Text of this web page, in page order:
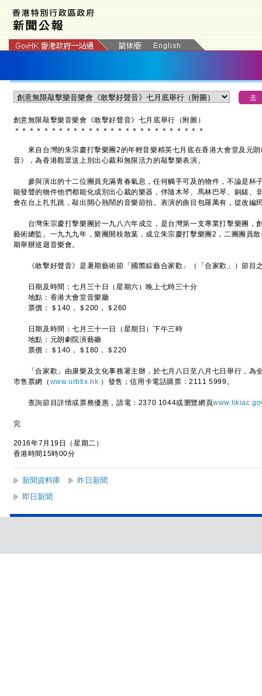
創意無限敲擊樂音樂會《敢擊好聲音》七月底舉行（附圖）
＊ ＊ ＊ ＊ ＊ ＊ ＊ ＊ ＊ ＊ ＊ ＊ ＊ ＊ ＊ ＊ ＊ ＊ ＊ ＊ ＊ ＊ ＊ ＊ ＊ ＊
來自台灣的朱宗慶打擊樂團2的年輕音樂精英七月底在香港大會堂及元朗
音》，為香港觀眾送上別出心裁和無限活力的敲擊樂表演。
參與演出的十二位團員充滿青春氣息，任何觸手可及的物件，不論是杯
能發聲的物件他們都能化成別出心裁的樂器，伴隨木琴、馬林巴琴、銅鈸、
會在台上扎扎跳，敲出開心熱鬧的音樂節拍。表演的曲目包羅萬有，從改編
台灣朱宗慶打擊樂團於一九八六年成立，是台灣第一支專業打擊樂團，
藝術總監。一九九九年，樂團開枝散葉，成立朱宗慶打擊樂團2，二團團員
期舉辦巡迴音樂會。
《敢擊好聲音》是暑期藝術節「國際綜藝合家歡」（「合家歡」）節目
日期及時間：七月三十日（星期六）晚上七時三十分
地點：香港大會堂音樂廳
票價：＄140，＄200，＄260
日期及時間：七月三十一日（星期日）下午三時
地點：元朗劇院演藝廳
票價：＄140，＄180，＄220
「合家歡」由康樂及文化事務署主辦，於七月八日至八月七日舉行，為
市售票網（ www.urbtix.hk ）發售；信用卡電話購票：2111 5999。
查詢節目詳情或票務優惠，請電：2370 1044或瀏覽網頁
完
2016年7月19日（星期二）
香港時間15時00分
新聞資料庫
昨日新聞
即日新聞